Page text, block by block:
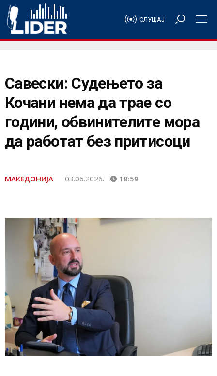
СЛУШАЈ
Савески: Судењето за
Кочани нема да трае со
години, обвинителите мора
да работат без притисоци
МАКЕДОНИЈА 03.06.2026. 18:59